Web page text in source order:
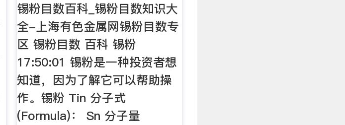
锡粉目数百科_锡粉目数知识大
全-上海有色金属网锡粉目数专
区 锡粉目数 百科 锡粉
17:50:01 锡粉是一种投资者想
知道，因为了解它可以帮助操
作。锡粉 Tin 分子式
(Formula)： Sn 分子量